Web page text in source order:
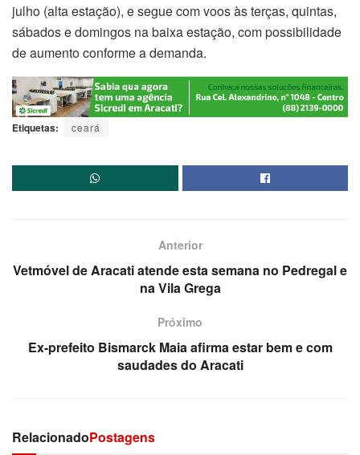
julho (alta estação), e segue com voos às terças, quintas,
sábados e domingos na baixa estação, com possibilidade
de aumento conforme a demanda.
Etiquetas: ceará
Anterior
Vetmóvel de Aracati atende esta semana no Pedregal e
na Vila Grega
Próximo
Ex-prefeito Bismarck Maia afirma estar bem e com
saudades do Aracati
RelacionadoPostagens